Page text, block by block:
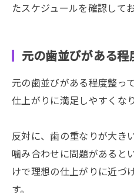
たスケジュールを確認して
元の歯並びがある程
元の歯並びがある程度整っ
仕上がりに満足しやすくなり
反対に、歯の重なりが大き
噛み合わせに問題があると
けで理想の仕上がりに近づ
す。